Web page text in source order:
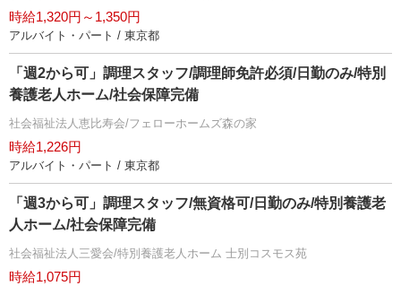
時給1,320円～1,350円
アルバイト・パート / 東京都
「週2から可」調理スタッフ/調理師免許必須/日勤のみ/特別
養護老人ホーム/社会保障完備
社会福祉法人恵比寿会/フェローホームズ森の家
時給1,226円
アルバイト・パート / 東京都
「週3から可」調理スタッフ/無資格可/日勤のみ/特別養護老
人ホーム/社会保障完備
社会福祉法人三愛会/特別養護老人ホーム 士別コスモス苑
時給1,075円